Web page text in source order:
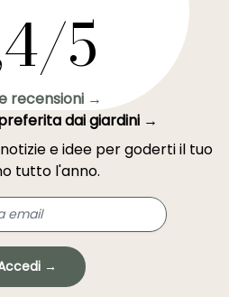
5
recensioni →
dai giardini →
e idee per goderti il tuo
tutto l'anno.
→